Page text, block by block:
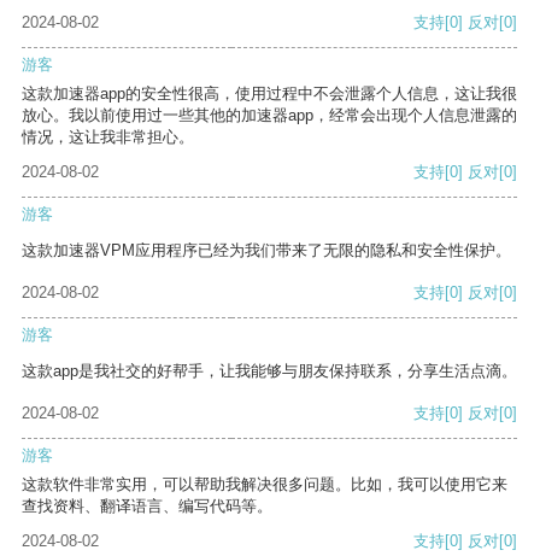
2024-08-02 支持[0] 反对[0]
游客
这款加速器app的安全性很高，使用过程中不会泄露个人信息，这让我很
放心。我以前使用过一些其他的加速器app，经常会出现个人信息泄露的
情况，这让我非常担心。
2024-08-02
支持[0] 反对[0]
游客
这款加速器VPM应用程序已经为我们带来了无限的隐私和安全性保护。
2024-08-02 支持[0] 反对[0]
游客
这款app是我社交的好帮手，让我能够与朋友保持联系，分享生活点滴。
2024-08-02 支持[0] 反对[0]
游客
这款软件非常实用，可以帮助我解决很多问题。比如，我可以使用它来
查找资料、翻译语言、编写代码等。
2024-08-02
支持[0] 反对[0]